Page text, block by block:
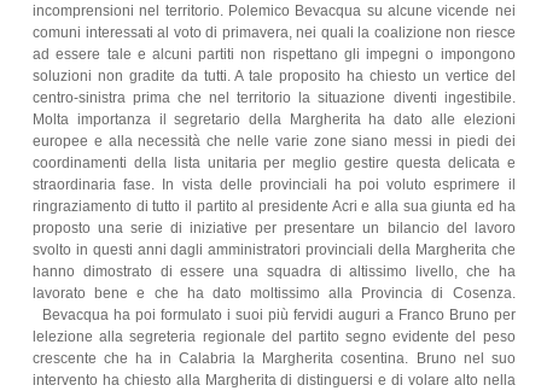
incomprensioni nel territorio. Polemico Bevacqua su alcune vicende nei
comuni interessati al voto di primavera, nei quali la coalizione non riesce
ad essere tale e alcuni partiti non rispettano gli impegni o impongono
soluzioni non gradite da tutti. A tale proposito ha chiesto un vertice del
centro-sinistra prima che nel territorio la situazione diventi ingestibile.
Molta importanza il segretario della Margherita ha dato alle elezioni
europee e alla necessità che nelle varie zone siano messi in piedi dei
coordinamenti della lista unitaria per meglio gestire questa delicata e
straordinaria fase. In vista delle provinciali ha poi voluto esprimere il
ringraziamento di tutto il partito al presidente Acri e alla sua giunta ed ha
proposto una serie di iniziative per presentare un bilancio del lavoro
svolto in questi anni dagli amministratori provinciali della Margherita che
hanno dimostrato di essere una squadra di altissimo livello, che ha
lavorato bene e che ha dato moltissimo alla Provincia di Cosenza.
Bevacqua ha poi formulato i suoi più fervidi auguri a Franco Bruno per
lelezione alla segreteria regionale del partito segno evidente del peso
crescente che ha in Calabria la Margherita cosentina. Bruno nel suo
intervento ha chiesto alla Margherita di distinguersi e di volare alto nella